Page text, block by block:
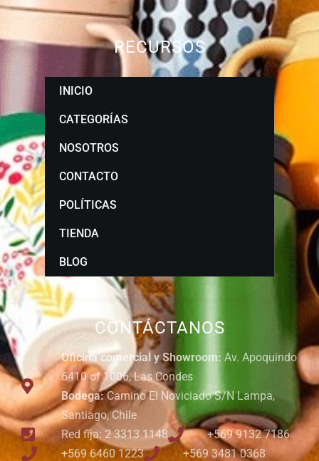
CONTÁCTANOS
Oficina comercial y Showroom: Av. Apoquindo
6410 of 1006, Las Condes
Bodega:Camino El Noviciado S/N Lampa,
Santiago, Chile
Red fija: 2 3313 1148
+569 9132 7186
+569 6460 1223
+569 3481 0368
RECURSOS
INICIO
CATEGORÍAS
NOSOTROS
CONTACTO
POLÍTICAS
TIENDA
BLOG